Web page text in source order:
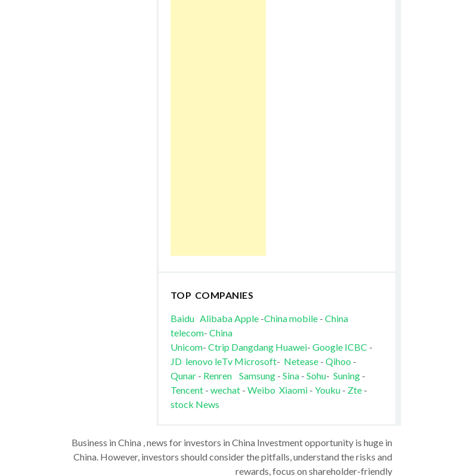
TOP COMPANIES
Baidu AlibabaApple-China mobile- China
telecom- China
Unicom- Ctrip Dangdang Huawei- Google ICBC -
JD lenovo leTv Microsoft- Netease- Qihoo -
Qunar- Renren Samsung- Sina- Sohu- Suning-
Tencent- wechat - Weibo Xiaomi- Youku - Zte-
stock News
Business in China , news for investors in China Investment opportunity is huge in
China. However, investors should consider the pitfalls, understand the risks and
rewards, focus on shareholder-friendly